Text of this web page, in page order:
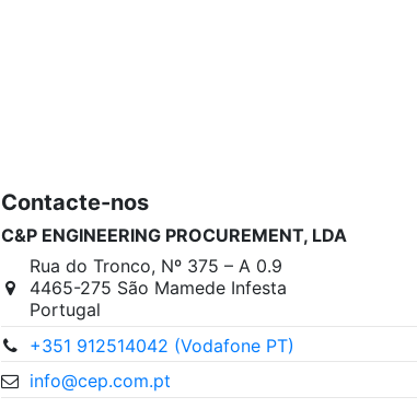
Contacte-nos
C&P ENGINEERING PROCUREMENT, LDA
Rua do Tronco, Nº 375 – A 0.9
4465-275 São Mamede Infesta
Portugal
+351 912514042 (Vodafone PT)
info@cep.com.pt